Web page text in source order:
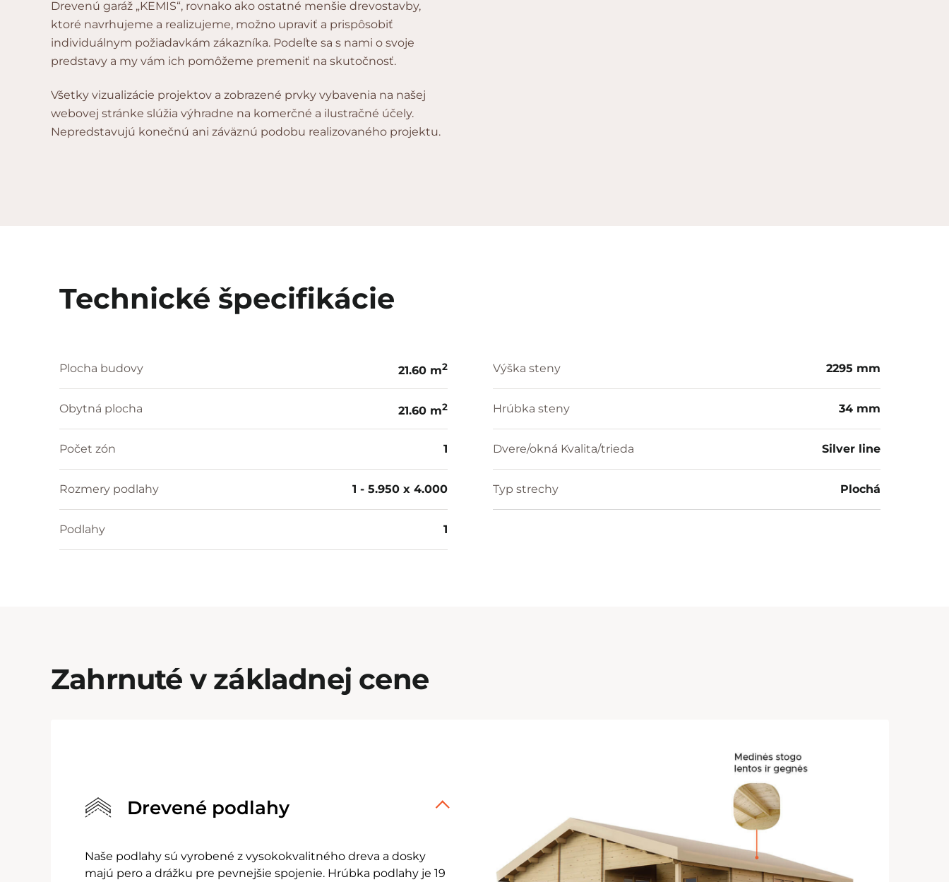
Drevenú garáž „KEMIS“, rovnako ako ostatné menšie drevostavby,
ktoré navrhujeme a realizujeme, možno upraviť a prispôsobiť
individuálnym požiadavkám zákazníka. Podeľte sa s nami o svoje
predstavy a my vám ich pomôžeme premeniť na skutočnosť.
Všetky vizualizácie projektov a zobrazené prvky vybavenia na našej
webovej stránke slúžia výhradne na komerčné a ilustračné účely.
Nepredstavujú konečnú ani záväznú podobu realizovaného projektu.
Technické špecifikácie
Plocha budovy 21.60 m2
Obytná plocha 21.60 m2
Počet zón 1
Rozmery podlahy 1 - 5.950 x 4.000
Podlahy 1
Výška steny 2295 mm
Hrúbka steny 34 mm
Dvere/okná Kvalita/trieda Silver line
Typ strechy Plochá
Zahrnuté v základnej cene
Drevené podlahy
Naše podlahy sú vyrobené z vysokokvalitného dreva a dosky
majú pero a drážku pre pevnejšie spojenie. Hrúbka podlahy je 19